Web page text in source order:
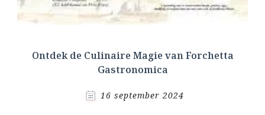
Ontdek de Culinaire Magie van Forchetta
Gastronomica
16 september 2024